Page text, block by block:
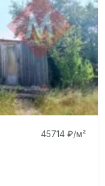
45714 ₽/м²